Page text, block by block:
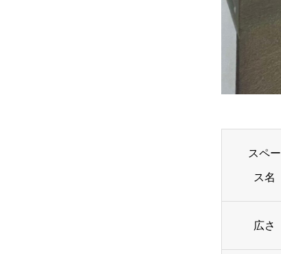
スペー
ス名
広さ